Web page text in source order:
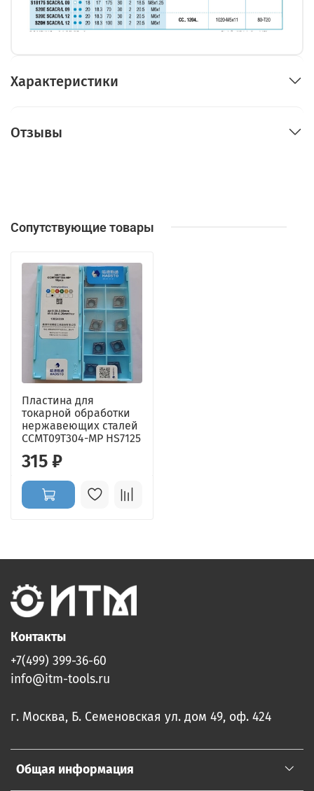
Характеристики
Отзывы
Сопутствующие товары
Пластина для
токарной обработки
нержавеющих сталей
CCMT09T304-MP HS7125
315 ₽
Общая информация
Контакты
+7(499) 399-36-60
info@itm-tools.ru
г. Москва, Б. Семеновская ул. дом 49, оф. 424